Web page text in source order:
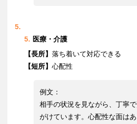
医療・介護
【長所】 落ち着いて対応できる
【短所】 心配性
例文：
相手の状況を見ながら、丁寧
がけています。心配性な面は